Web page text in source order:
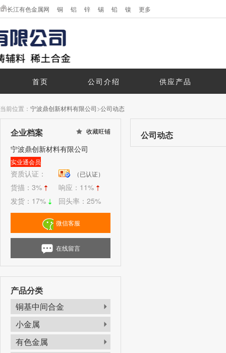
长江有色金属网 铜 铝 锌 锡 铅 镍 更多
首页 公司介绍 供应产品
当前位置： 宁波鼎创新材料有限公司>公司动态
企业档案 收藏旺铺
宁波鼎创新材料有限公司
实业通会员
资质认证： （已认证）
货描： 3% 响应： 11%
发货： 17% 回头率： 25%
微信客服
在线留言
产品分类
铜基中间合金
小金属
有色金属
公司动态